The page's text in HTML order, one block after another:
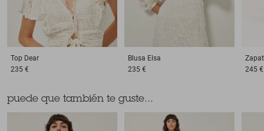
Top Dear
235 €
Blusa Elsa
235 €
245 €
puede que también te guste...